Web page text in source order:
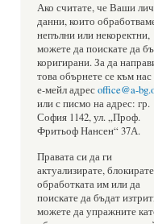
Ако считате, че Ваши
данни, които
непълни или некоректни,
можете да поискате да
коригирани. За да
това обърнете се към нас
е-мейл адресoffice@a-
или с писмо на адрес: гр.
София 1142, ул. „Проф.
Фритьоф Нансен“ 37А.
Правата си да ги
актуализирате, блокирате
обработката им или да
поискате да бъдат
можете да упражните